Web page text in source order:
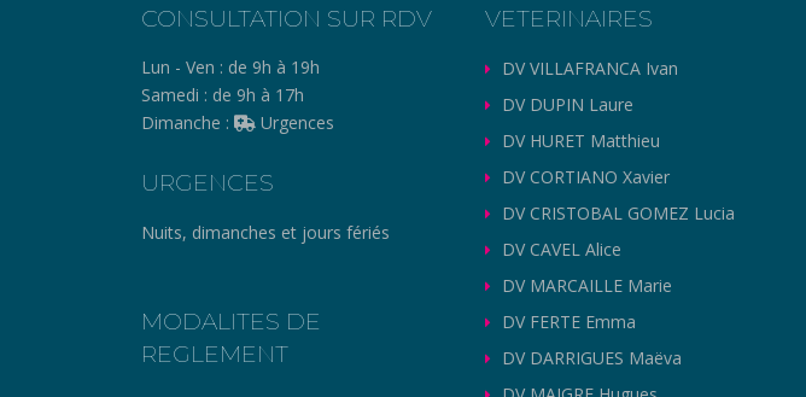
CONSULTATION SUR RDV
Lun - Ven : de 9h à 19h
Samedi : de 9h à 17h
Dimanche :
Urgences
URGENCES
Nuits, dimanches et jours fériés
MODALITES DE
REGLEMENT
VETERINAIRES
DV VILLAFRANCA Ivan
DV DUPIN Laure
DV HURET Matthieu
DV CORTIANO Xavier
DV CRISTOBAL GOMEZ Lucia
DV CAVEL Alice
DV MARCAILLE Marie
DV FERTE Emma
DV DARRIGUES Maëva